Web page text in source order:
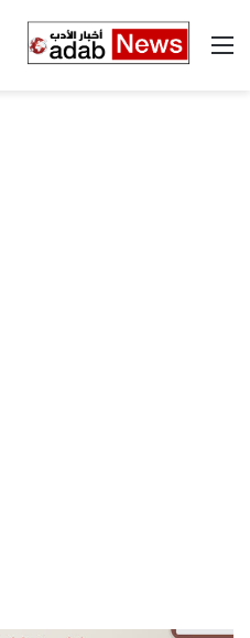
القائمة